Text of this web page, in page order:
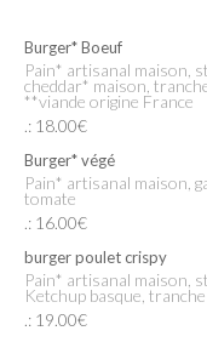
Burger* Boeuf
Pain* artisanal maison, steak** boucher 150g façon bouchère, sauce
cheddar* maison,
**viande origine France
.: 18.00€
Burger* végé
Pain* artisanal maison, galette de légumes,, cheddar*, salade, oignon,
tomate
.: 16.00€
burger poulet crispy
Pain* artisanal maison, steak** poulet pané maison, cheddar*,
Ketchup basque,
.: 19.00€